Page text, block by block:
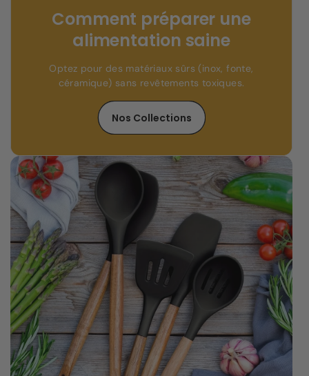
Comment préparer une
alimentation saine
Optez pour des matériaux sûrs (inox, fonte,
céramique) sans revêtements toxiques.
Nos Collections